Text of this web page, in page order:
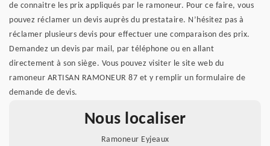
de connaitre les prix appliqués par le ramoneur. Pour ce faire, vous
pouvez réclamer un devis auprès du prestataire. N’hésitez pas à
réclamer plusieurs devis pour effectuer une comparaison des prix.
Demandez un devis par mail, par téléphone ou en allant
directement à son siège. Vous pouvez visiter le site web du
ramoneur ARTISAN RAMONEUR 87 et y remplir un formulaire de
demande de devis.
Nous localiser
Ramoneur Eyjeaux